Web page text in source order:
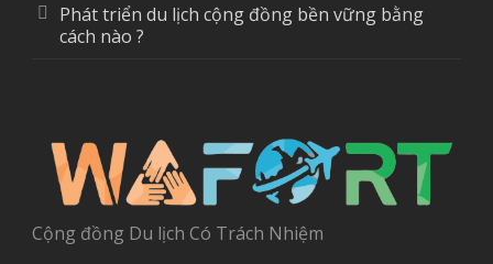
Phát triển du lịch cộng đồng bền vững bằng
cách nào ?
Cộng đồng Du lịch Có Trách Nhiệm